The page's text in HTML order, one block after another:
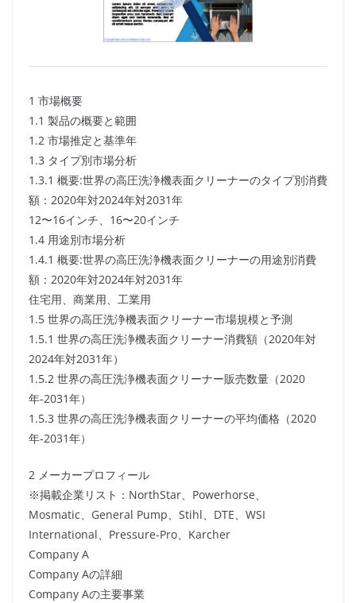
1 市場概要
1.1 製品の概要と範囲
1.2 市場推定と基準年
1.3 タイプ別市場分析
1.3.1 概要:世界の高圧洗浄機表面クリーナーのタイプ別消費
額：2020年対2024年対2031年
12〜16インチ、16〜20インチ
1.4 用途別市場分析
1.4.1 概要:世界の高圧洗浄機表面クリーナーの用途別消費
額：2020年対2024年対2031年
住宅用、商業用、工業用
1.5 世界の高圧洗浄機表面クリーナー市場規模と予測
1.5.1 世界の高圧洗浄機表面クリーナー消費額（2020年対
2024年対2031年）
1.5.2 世界の高圧洗浄機表面クリーナー販売数量（2020
年-2031年）
1.5.3 世界の高圧洗浄機表面クリーナーの平均価格（2020
年-2031年）
2 メーカープロフィール
※掲載企業リスト：NorthStar、Powerhorse、
Mosmatic、General Pump、Stihl、DTE、WSI
International、Pressure-Pro、Karcher
Company A
Company Aの詳細
Company Aの主要事業